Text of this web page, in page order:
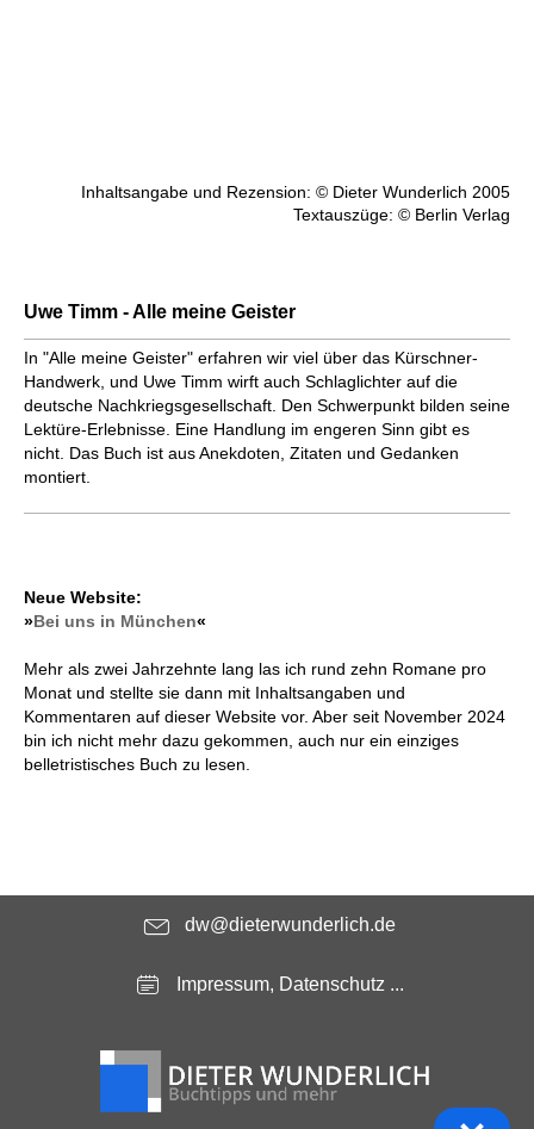
Inhaltsangabe und Rezension: © Dieter Wunderlich 2005
Textauszüge: © Berlin Verlag
Uwe Timm - Alle meine Geister
In "Alle meine Geister" erfahren wir viel über das Kürschner-
Handwerk, und Uwe Timm wirft auch Schlaglichter auf die
deutsche Nachkriegsgesellschaft. Den Schwerpunkt bilden seine
Lektüre-Erlebnisse. Eine Handlung im engeren Sinn gibt es
nicht. Das Buch ist aus Anekdoten, Zitaten und Gedanken
montiert.
Neue Website:
»Bei uns in München«
Mehr als zwei Jahrzehnte lang las ich rund zehn Romane pro
Monat und stellte sie dann mit Inhaltsangaben und
Kommentaren auf dieser Website vor. Aber seit November 2024
bin ich nicht mehr dazu gekommen, auch nur ein einziges
belletristisches Buch zu lesen.
dw@dieterwunderlich.de
Impressum, Datenschutz ...